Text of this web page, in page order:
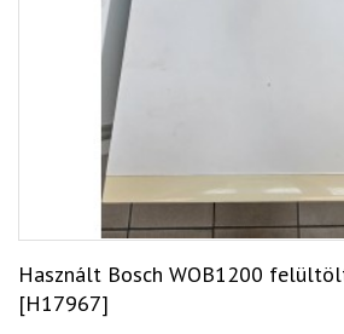
Használt Bosch WOB1200
[H17967]